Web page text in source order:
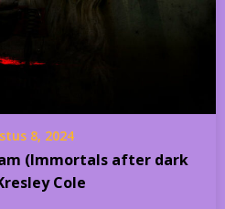
8, 2024
(Immortals after dark
Cole